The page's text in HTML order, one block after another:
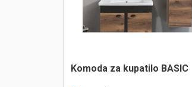
Komoda za kupatilo BASIC